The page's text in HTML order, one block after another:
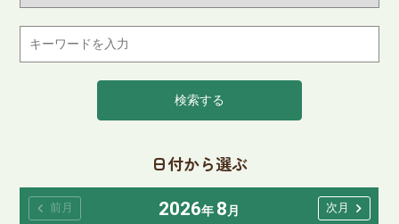
日付から選ぶ
2026年8月
chevron_left 前月 次月 chevron_right
検索する